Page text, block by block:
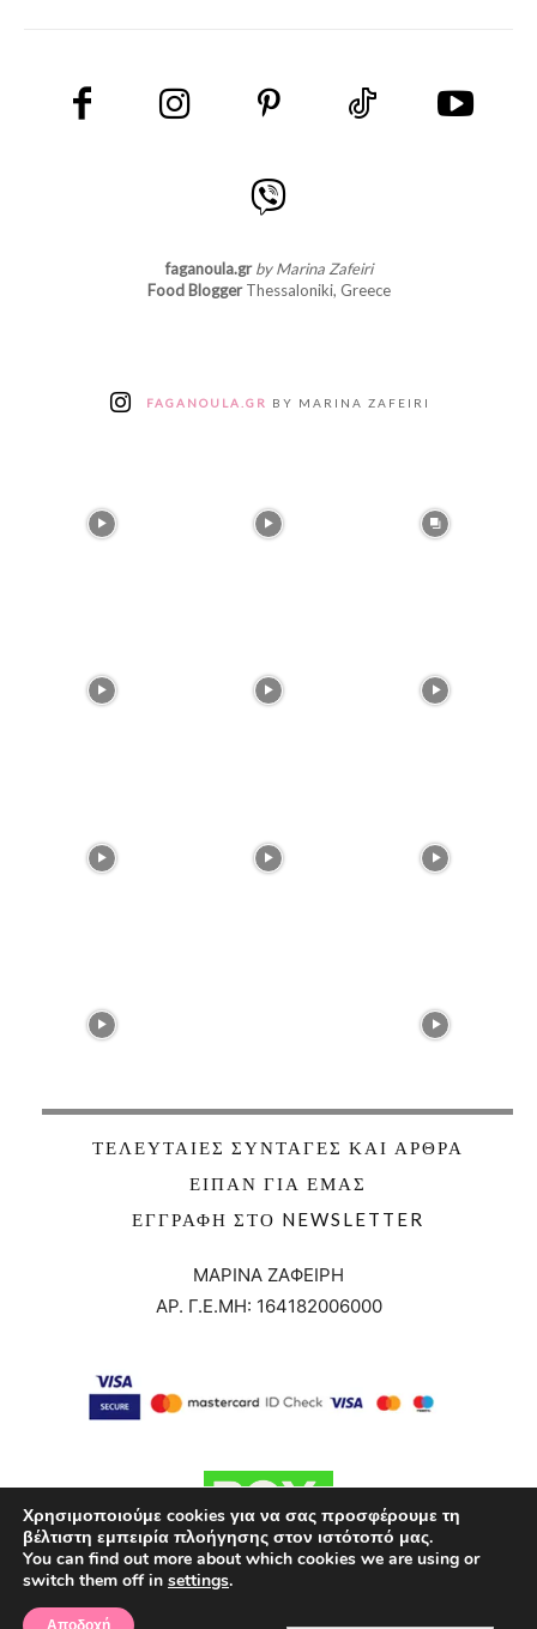
faganoula.gr by Marina Zafeiri
Food BloggerThessaloniki, Greece
FAGANOULA.GR BY MARINA ZAFEIRI
ΤΕΛΕΥΤΑΊΕΣ ΣΥΝΤΑΓΈΣ ΚΑΙ ΆΡΘΡΑ
ΕΊΠΑΝ ΓΙΑ ΕΜΆΣ
ΕΓΓΡΑΦΉ ΣΤΟ NEWSLETTER
ΜΑΡΙΝΑ ΖΑΦΕΙΡΗ
ΑΡ. Γ.Ε.ΜΗ: 164182006000
Χρησιμοποιούμε cookies για να σας προσφέρουμε τη
βέλτιστη εμπειρία πλοήγησης στον ιστότοπό μας.
You can find out more about which cookies we are using or
switch them off in settings.